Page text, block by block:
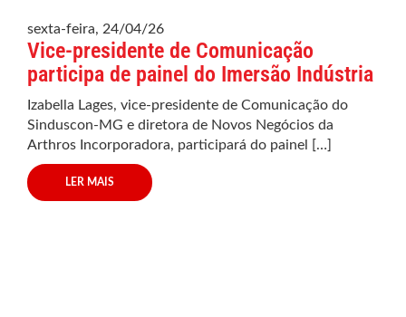
sexta-feira, 24/04/26
Vice-presidente de Comunicação
participa de painel do Imersão Indústria
Izabella Lages, vice-presidente de Comunicação do
Sinduscon-MG e diretora de Novos Negócios da
Arthros Incorporadora, participará do painel […]
LER MAIS